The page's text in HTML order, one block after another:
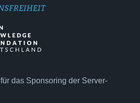
für das Sponsoring der Server-